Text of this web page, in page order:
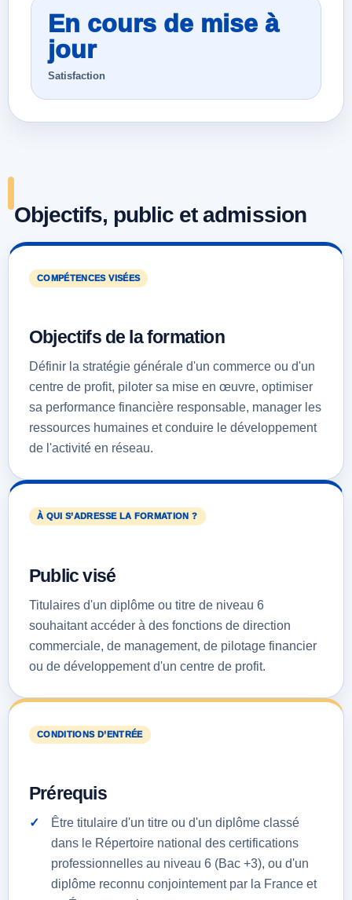
En cours de mise à
jour
Satisfaction
Objectifs, public et admission
COMPÉTENCES VISÉES
Objectifs de la formation
Définir la stratégie générale d'un commerce ou d'un
centre de profit, piloter sa mise en œuvre, optimiser
sa performance financière responsable, manager les
ressources humaines et conduire le développement
de l'activité en réseau.
À QUI S’ADRESSE LA FORMATION ?
Public visé
Titulaires d'un diplôme ou titre de niveau 6
souhaitant accéder à des fonctions de direction
commerciale, de management, de pilotage financier
ou de développement d'un centre de profit.
CONDITIONS D’ENTRÉE
Prérequis
Être titulaire d'un titre ou d'un diplôme classé
dans le Répertoire national des certifications
professionnelles au niveau 6 (Bac +3), ou d'un
diplôme reconnu conjointement par la France et